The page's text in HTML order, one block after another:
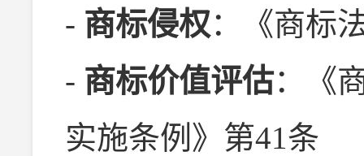
- 商标侵权：《商标
- 商标价值评估：《
实施条例》第41条